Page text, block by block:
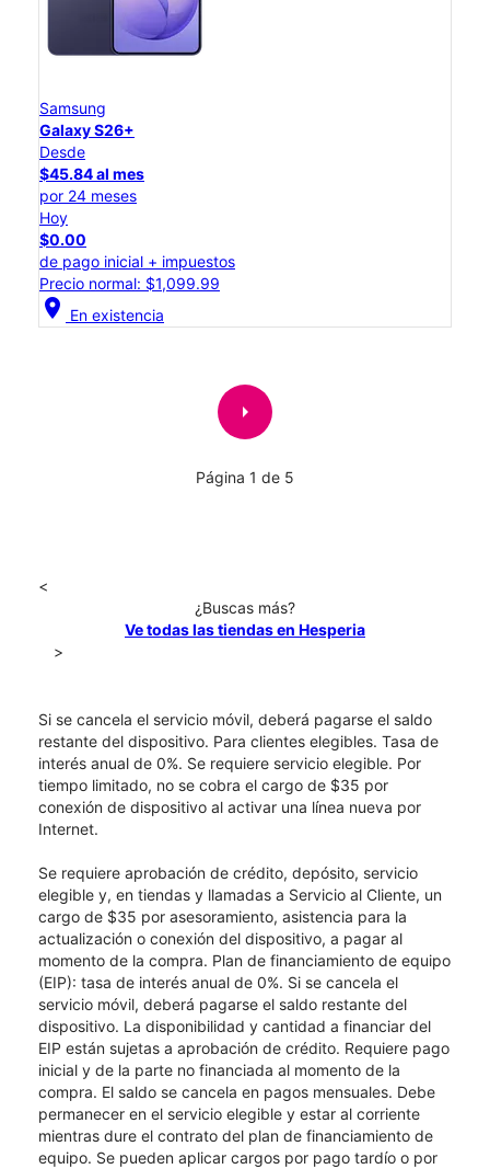
Samsung
Galaxy S26+
Desde
$45.84 al mes
por 24 meses
Hoy
$0.00
de pago inicial + impuestos
Precio normal: $1,099.99
location_on En existencia
arrow_right
Página 1 de 5
<
¿Buscas más?
Ve todas las tiendas en Hesperia
>
Si se cancela el servicio móvil, deberá pagarse el saldo
restante del dispositivo. Para clientes elegibles. Tasa de
interés anual de 0%. Se requiere servicio elegible. Por
tiempo limitado, no se cobra el cargo de $35 por
conexión de dispositivo al activar una línea nueva por
Internet.
Se requiere aprobación de crédito, depósito, servicio
elegible y, en tiendas y llamadas a Servicio al Cliente, un
cargo de $35 por asesoramiento, asistencia para la
actualización o conexión del dispositivo, a pagar al
momento de la compra. Plan de financiamiento de equipo
(EIP): tasa de interés anual de 0%. Si se cancela el
servicio móvil, deberá pagarse el saldo restante del
dispositivo. La disponibilidad y cantidad a financiar del
EIP están sujetas a aprobación de crédito. Requiere pago
inicial y de la parte no financiada al momento de la
compra. El saldo se cancela en pagos mensuales. Debe
permanecer en el servicio elegible y estar al corriente
mientras dure el contrato del plan de financiamiento de
equipo. Se pueden aplicar cargos por pago tardío o por